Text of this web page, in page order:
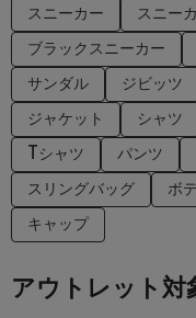
スニーカー スニー
ブラックスニーカー
サンダル
ジビッツ
ジャケット
シャツ
Tシャツ
パンツ
スリングバッグ
ボ
キャップ
アウトレット対